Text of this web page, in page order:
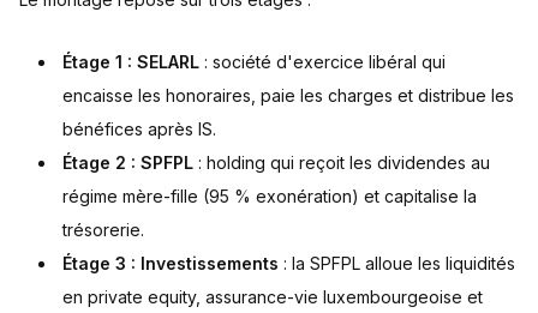
Étage 1 : SELARL : société d'exercice libéral qui
encaisse les honoraires, paie les charges et distribue les
bénéfices après IS.
Étage 2 : SPFPL : holding qui reçoit les dividendes au
régime mère-fille (95 % exonération) et capitalise la
trésorerie.
Étage 3 : Investissements : la SPFPL alloue les liquidités
en private equity, assurance-vie luxembourgeoise et